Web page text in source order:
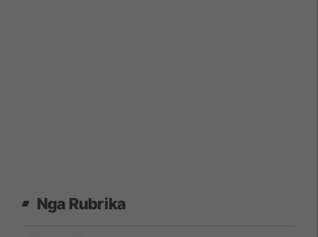
Nga Rubrika